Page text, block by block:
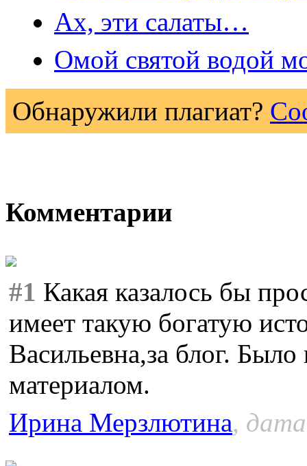
Ах, эти салаты…
Омой святой водой
Обнаружили плагиат?
Комментарии
#1 Какая казалось бы
имеет такую богатую
Васильевна,за блог.
материалом.
Ирина Мерзлютина,